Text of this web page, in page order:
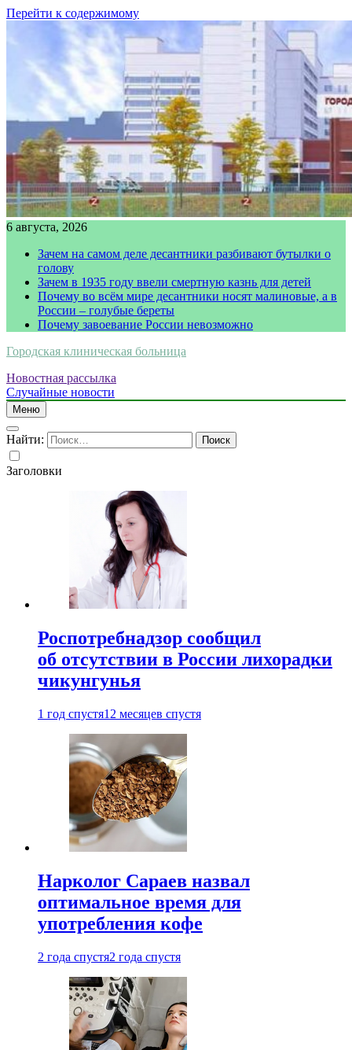
Перейти к содержимому
6 августа, 2026
Зачем на самом деле десантники разбивают бутылки о
голову
Зачем в 1935 году ввели смертную казнь для детей
Почему во всём мире десантники носят малиновые, а в
России – голубые береты
Почему завоевание России невозможно
Городская клиническая больница
Новостная рассылка
Случайные новости
Меню
Найти:
Заголовки
Роспотребнадзор сообщил
об отсутствии в России лихорадки
чикунгунья
1 год спустя12 месяцев спустя
Нарколог Сараев назвал
оптимальное время для
употребления кофе
2 года спустя2 года спустя